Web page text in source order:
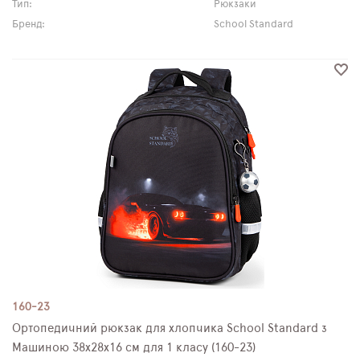
Тип:
Рюкзаки
Бренд:
School Standard
160-23
Ортопедичний рюкзак для хлопчика School Standard з
Машиною 38х28х16 см для 1 класу (160-23)